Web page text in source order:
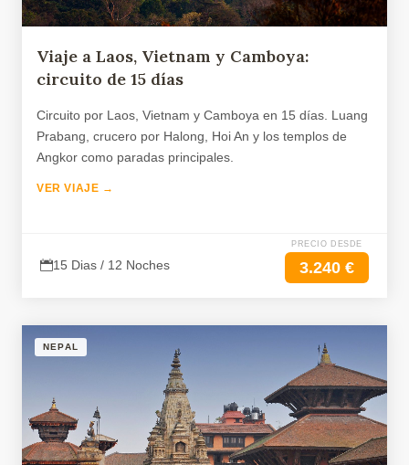
Viaje a Laos, Vietnam y Camboya:
circuito de 15 días
Circuito por Laos, Vietnam y Camboya en 15 días. Luang
Prabang, crucero por Halong, Hoi An y los templos de
Angkor como paradas principales.
VER VIAJE →
15 Dias / 12 Noches
PRECIO DESDE
3.240 €
NEPAL